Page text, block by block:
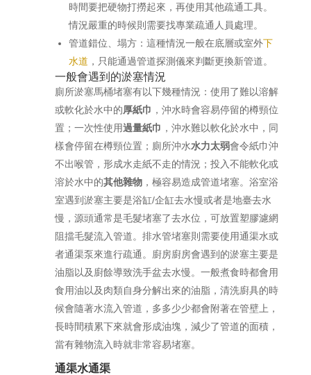
時間要把硬物打撈起來，再使用其他疏通工具。
情況嚴重的時候則需要找專業疏通人員處理。
管道錯位、塌方：這種情況一般在底層或室外下
水道 ，只能通過管道探測儀來判斷更換新管道。
一般會遇到的淤塞情況
廁所淤塞馬桶堵塞有以下幾種情況：使用了難以溶解
或軟化於水中的厚紙巾 ，沖水時會容易停留的樽頸位
置；一次性使用過量紙巾 ，沖水難以軟化於水中，同
樣會停留在樽頸位置；廁所沖水水力太弱會令紙巾沖
不出喉管，形成水走紙不走的情況；投入不能軟化或
溶於水中的其他雜物，極容易造成管道堵塞。浴室浴
室遇到淤塞主要是浴缸/企缸去水慢或者是地臺去水
慢，源頭通常是毛髮堵塞了去水位，可放置塑膠濾網
阻擋毛髮流入管道。排水管堵塞則需要使用通渠水或
者通渠泵來進行疏通。廚房廚房會遇到的淤塞主要是
油脂以及廚餘導致洗手盆去水慢。一般煮食時都會用
食用油以及肉類自身分解出來的油脂，清洗廚具的時
候會隨著水流入管道，多多少少都會附著在管壁上，
長時間積累下來就會形成油塊，減少了管道的面積，
當有雜物流入時就非常容易堵塞。
通渠水通渠